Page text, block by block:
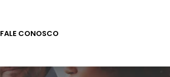
FALE CONOSCO